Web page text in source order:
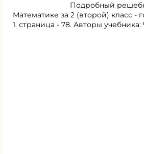
Подробный
Математике за 2 (второй) класс -
1. страница - 78. Авторы учебника: